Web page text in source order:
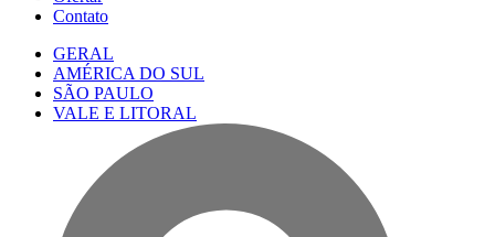
Contato
GERAL
AMÉRICA DO SUL
SÃO PAULO
VALE E LITORAL